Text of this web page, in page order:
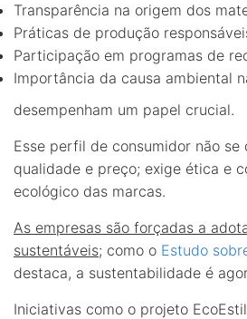
Transparência na origem dos
Práticas de produção
Participação em programas de
Importância da causa ambiental
desempenham um papel crucial.
Esse perfil de consumidor não se
qualidade e preço; exige ética e
ecológico das marcas.
As empresas são forçadas a
sustentáveis; como o Estudo
destaca, a sustentabilidade é
Iniciativas como o projeto